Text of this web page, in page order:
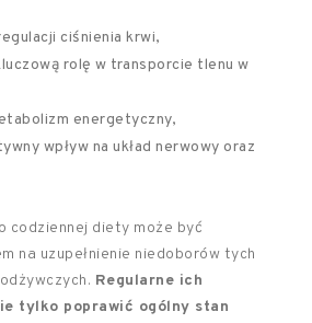
ciśnienia krwi,
rolę w transporcie tlenu w
energetyczny,
wpływ na układ nerwowy oraz
codziennej diety może być
na uzupełnienie niedoborów tych
Regularne ich
tylko poprawić ogólny stan